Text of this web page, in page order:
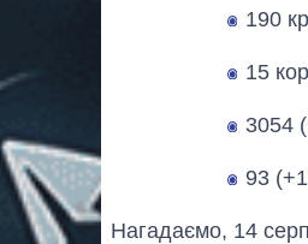
190
15
3054
93
Нагадаємо, 14